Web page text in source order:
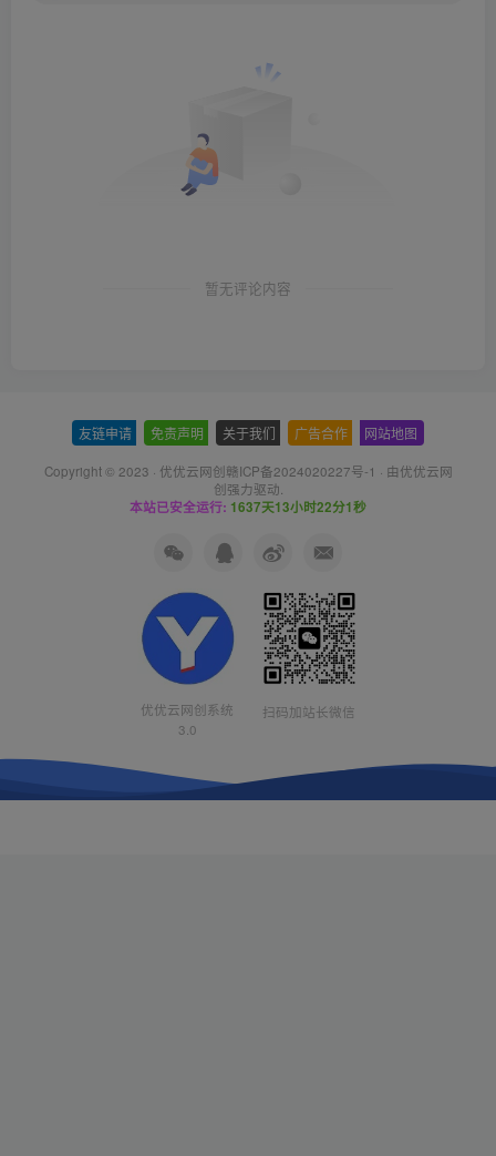
暂无评论内容
友链申请 免责声明 关于我们 广告合作 网站地图
Copyright © 2023 · 优优云网创赣ICP备2024020227号-1 · 由优优云网
创强力驱动.
本站已安全运行: 1637天13小时22分2秒
优优云网创系统
3.0
扫码加站长微信